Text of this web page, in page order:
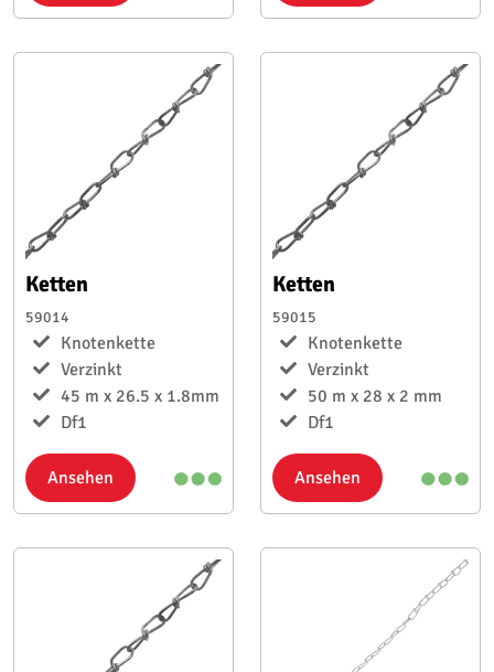
Ketten
59014
Knotenkette
Verzinkt
45 m x 26.5 x 1.8mm
Df1
Ansehen
Ketten
59015
Knotenkette
Verzinkt
50 m x 28 x 2 mm
Df1
Ansehen